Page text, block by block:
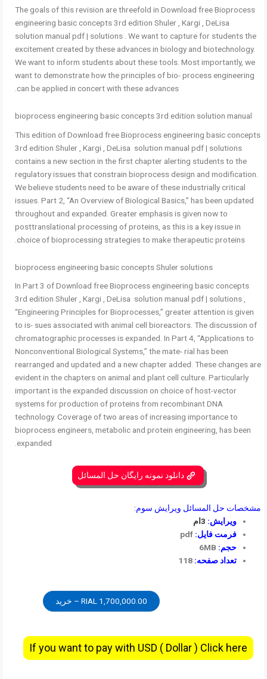
The goals of this revision are threefold in Download free Bioprocess
engineering basic concepts 3rd edition Shuler , Kargi , DeLisa
solution manual pdf | solutions . We want to capture for students the
excitement created by these advances in biology and biotechnology.
We want to inform students about these tools. Most importantly, we
want to demonstrate how the principles of bio- process engineering
can be applied in concert with these advances.
bioprocess engineering basic concepts 3rd edition solution manual
This edition of Download free Bioprocess engineering basic concepts
3rd edition Shuler , Kargi , DeLisa solution manual pdf | solutions
contains a new section in the first chapter alerting students to the
regulatory issues that constrain bioprocess design and modification.
We believe students need to be aware of these industrially critical
issues. Part 2, “An Overview of Biological Basics,” has been updated
throughout and expanded. Greater emphasis is given now to
posttranslational processing of proteins, as this is a key issue in
choice of bioprocessing strategies to make therapeutic proteins.
bioprocess engineering basic concepts Shuler solutions
In Part 3 of Download free Bioprocess engineering basic concepts
3rd edition Shuler , Kargi , DeLisa solution manual pdf | solutions ,
“Engineering Principles for Bioprocesses,” greater attention is given
to is- sues associated with animal cell bioreactors. The discussion of
chromatographic processes is expanded. In Part 4, “Applications to
Nonconventional Biological Systems,” the mate- rial has been
rearranged and updated and a new chapter added. These changes are
evident in the chapters on animal and plant cell culture. Particularly
important is the expanded discussion on choice of host-vector
systems for production of proteins from recombinant DNA
technology. Coverage of two areas of increasing importance to
bioprocess engineers, metabolic and protein engineering, has been
expanded.
دانلود نمونه رایگان حل المسائل
مشخصات حل المسائل ویرایش سوم:
ویرایش: 3ام
فرمت فایل: pdf
حجم:
تعداد صفحه: 118
1,700,000.00 RIAL – خرید
If you want to pay with USD ( Dollar ) Click here